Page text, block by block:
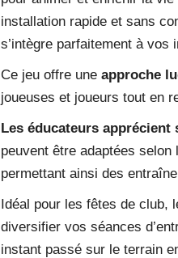
installation rapide et sans
s’intègre parfaitement à
Ce jeu offre une approche
joueuses et joueurs tout en
Les éducateurs apprécient
peuvent être adaptées selon
permettant ainsi des
Idéal pour les fêtes de club,
diversifier vos séances
instant passé sur le terrain